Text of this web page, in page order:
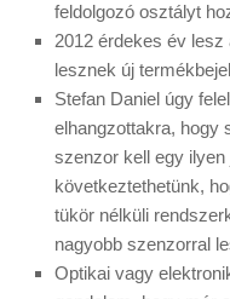
feldolgozó osztályt
2012 érdekes év
lesznek új
Stefan Daniel úgy
elhangzottakra, hogy
szenzor kell egy ilyen
következtethetünk,
tükör nélküli
nagyobb szenzorral
Optikai vagy